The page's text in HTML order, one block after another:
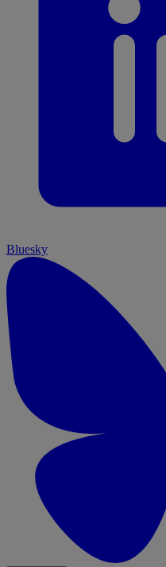
Bluesky